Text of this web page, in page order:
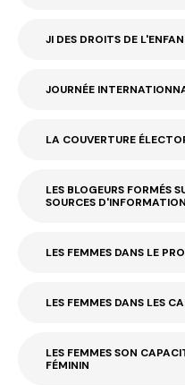
JI DES DROITS DE
JOURNÉE
LA COUVERTURE
LES BLOGEURS FORMÉS
SOURCES D'INFORMATION
LES FEMMES DANS LE
LES FEMMES DANS LES
LES FEMMES SON
FÉMININ